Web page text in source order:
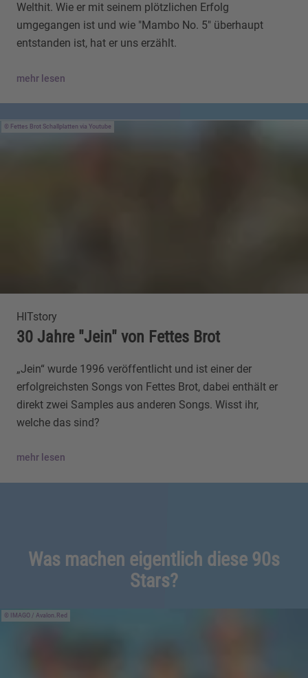
Welthit. Wie er mit seinem plötzlichen Erfolg
umgegangen ist und wie "Mambo No. 5" überhaupt
entstanden ist, hat er uns erzählt.
mehr lesen
Fettes Brot Schallplatten via Youtube
HITstory
30 Jahre "Jein" von Fettes Brot
„Jein“ wurde 1996 veröffentlicht und ist einer der
erfolgreichsten Songs von Fettes Brot, dabei enthält er
direkt zwei Samples aus anderen Songs. Wisst ihr,
welche das sind?
mehr lesen
Was machen eigentlich diese 90s
Stars?
IMAGO / Avalon.Red